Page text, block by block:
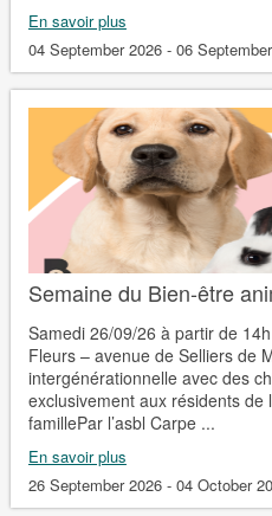
En savoir plus
04 September 2026 - 06
Semaine du Bien-être
Samedi 26/09/26 à partir de
Fleurs – avenue de Selliers de
intergénérationnelle avec des
exclusivement aux résidents
famillePar l’asbl Carpe ...
En savoir plus
26 September 2026 - 04 October